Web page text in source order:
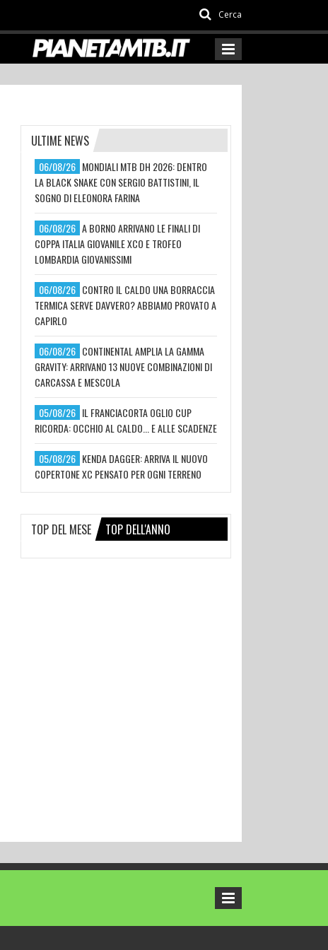
Cerca
ULTIME NEWS
06/08/26 MONDIALI MTB DH 2026: DENTRO
LA BLACK SNAKE CON SERGIO BATTISTINI, IL
SOGNO DI ELEONORA FARINA
06/08/26 A BORNO ARRIVANO LE FINALI DI
COPPA ITALIA GIOVANILE XCO E TROFEO
LOMBARDIA GIOVANISSIMI
06/08/26 CONTRO IL CALDO UNA BORRACCIA
TERMICA SERVE DAVVERO? ABBIAMO PROVATO A
CAPIRLO
06/08/26 CONTINENTAL AMPLIA LA GAMMA
GRAVITY: ARRIVANO 13 NUOVE COMBINAZIONI DI
CARCASSA E MESCOLA
05/08/26 IL FRANCIACORTA OGLIO CUP
RICORDA: OCCHIO AL CALDO... E ALLE SCADENZE
05/08/26 KENDA DAGGER: ARRIVA IL NUOVO
COPERTONE XC PENSATO PER OGNI TERRENO
TOP DEL MESE TOP DELL'ANNO